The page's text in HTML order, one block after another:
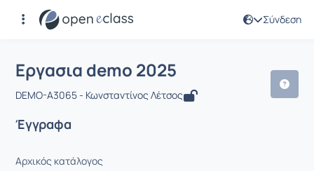
Σύνδεση
Αρχική Σελίδα
Μάθημα : Εργασια demo 2025
Εργασια demo 2025
DEMO-A3065 - Κωνσταντίνος Λέτσος
Έγγραφα
Αρχικός κατάλογος